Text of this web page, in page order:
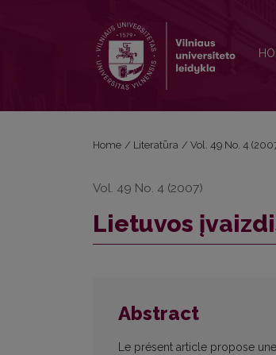
Home / Literatūra / Vol. 49 No. 4
Vol. 49 No. 4 (2007)
Lietuvos
Abstract
Le présent article propose